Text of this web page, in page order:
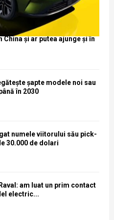
China și ar putea ajunge și în
șapte modele noi sau
în 2030
numele viitorului său pick-
30.000 de dolari
am luat un prim contact
electric...